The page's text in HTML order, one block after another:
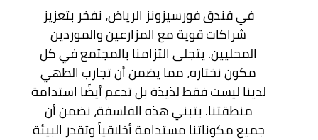
في فندق فورسيزونز الرياض، نفخر بتعزيز
شراكات قوية مع المزارعين والموردين
المحليين. يتجلى التزامنا بالمجتمع في كل
مكون نختاره، مما يضمن أن تجارب الطهي
لدينا ليست فقط لذيذة بل تدعم أيضًا استدامة
منطقتنا. بتبني هذه الفلسفة، نضمن أن
جميع مكوناتنا مستدامة أخلاقياً وتقدر البيئة